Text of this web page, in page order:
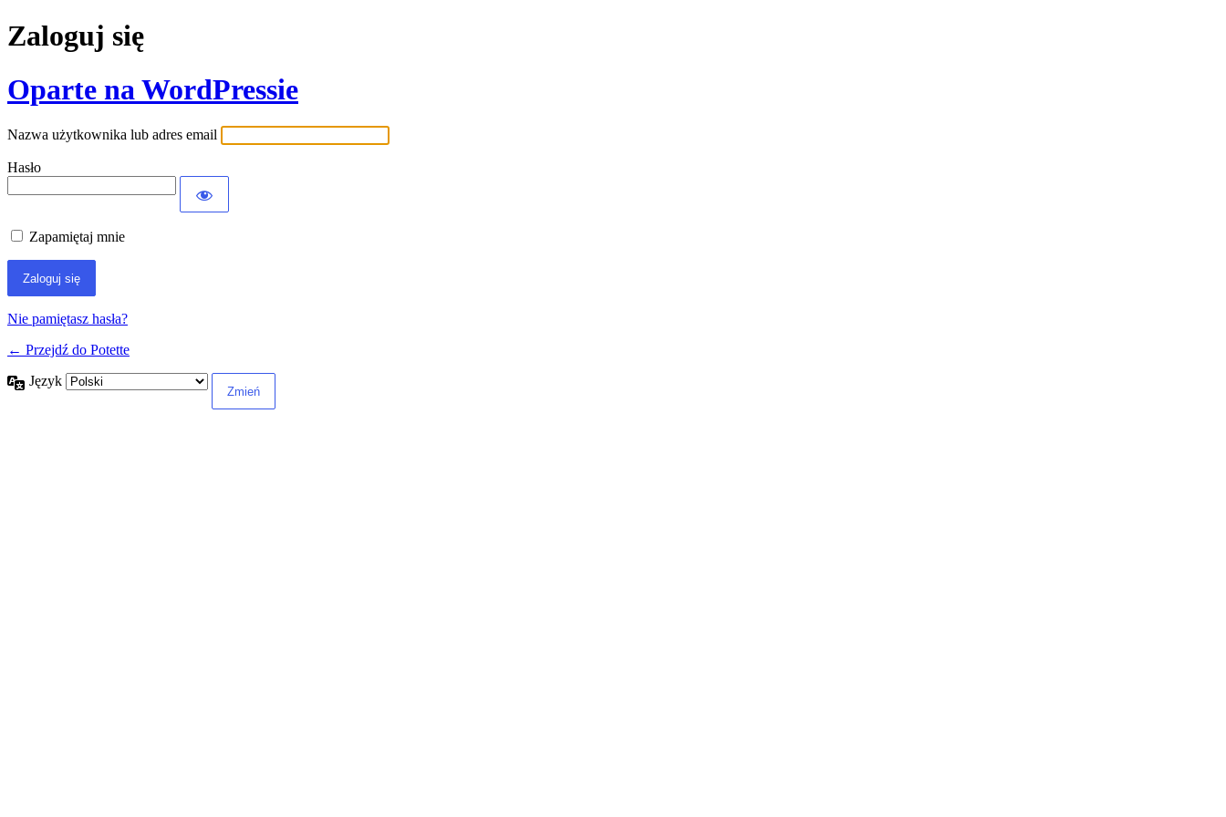
Zaloguj się
Oparte na WordPressie
Nazwa użytkownika lub adres email
Hasło
Zapamiętaj mnie
Nie pamiętasz hasła?
← Przejdź do Potette
Język